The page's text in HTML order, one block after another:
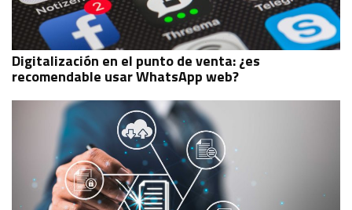
Digitalización en el punto de venta: ¿es
recomendable usar WhatsApp web?